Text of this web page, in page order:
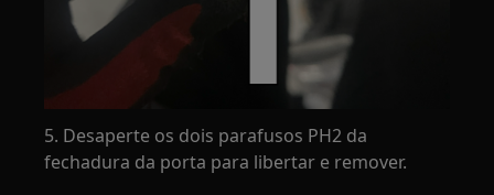
5. Desaperte os dois parafusos PH2 da
fechadura da porta para libertar e remover.